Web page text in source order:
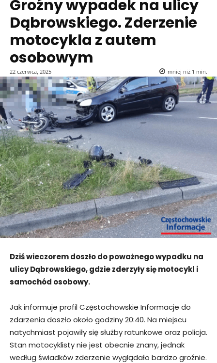
Groźny wypadek na ulicy
Dąbrowskiego. Zderzenie
motocykla z autem
osobowym
22 czerwca, 2025 mniej niż 1 min.
Dziś wieczorem doszło do poważnego wypadku na
ulicy Dąbrowskiego, gdzie zderzyły się motocykl i
samochód osobowy.
Jak informuje profil Częstochowskie Informacje do
zdarzenia doszło około godziny 20:40. Na miejscu
natychmiast pojawiły się służby ratunkowe oraz policja.
Stan motocyklisty nie jest obecnie znany, jednak
według świadków zderzenie wyglądało bardzo groźnie.